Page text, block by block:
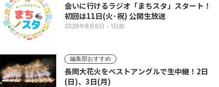
会いに行けるラジオ「まちスタ」スタート！
初回は11日(火･祝) 公開生放送
2026年8月6日 - 1日前
編集部おすすめ
長岡大花火をベストアングルで生中継！2日
(日)、3日(月)